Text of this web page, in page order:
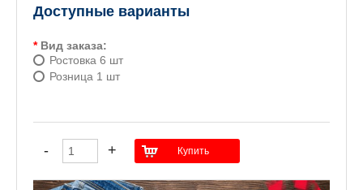
Доступные варианты
* Вид заказа:
Ростовка 6 шт
Розница 1 шт